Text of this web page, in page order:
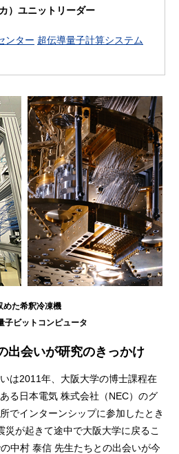
）ユニットリーダー
ンター 超伝導量子計算システム
めた希釈冷凍機
子ビットコンピュータ
出会いが研究のきっかけ
は2011年、大阪大学の博士課程在
る日本電気 株式会社（NEC）のグ
でインターンシップに参加したとき
災が起きて途中で大阪大学に戻るこ
中村 泰信 先生たちとの出会いが今